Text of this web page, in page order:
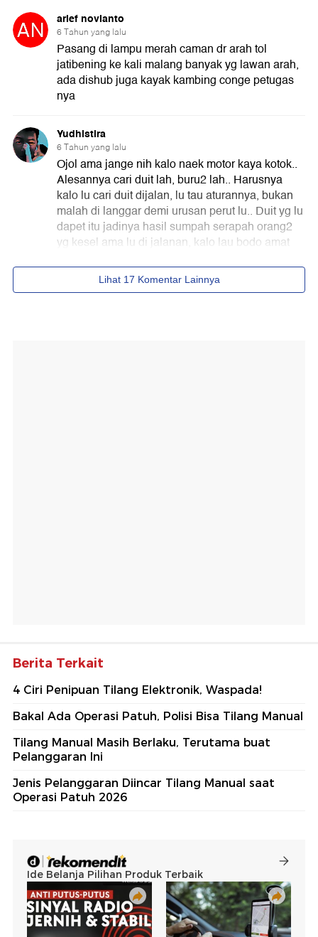
Berita Terkait
4 Ciri Penipuan Tilang Elektronik, Waspada!
Bakal Ada Operasi Patuh, Polisi Bisa Tilang Manual
Tilang Manual Masih Berlaku, Terutama buat
Pelanggaran Ini
Jenis Pelanggaran Diincar Tilang Manual saat
Operasi Patuh 2026